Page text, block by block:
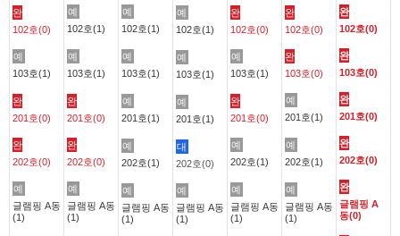
완
102호(0)
예
103호(1)
완
201호(0)
완
202호(0)
예
글램핑 A동
(1)
예
102호(1)
예
103호(1)
완
201호(0)
완
202호(0)
예
글램핑 A동
(1)
예
102호(1)
예
103호(1)
예
201호(1)
예
202호(1)
예
글램핑 A동
(1)
예
102호(1)
예
103호(1)
예
201호(1)
대
202호(0)
예
글램핑 A동
(1)
완
102호(0)
예
103호(1)
완
201호(0)
예
202호(1)
예
글램핑 A동
(1)
완
102호(0)
완
103호(0)
예
201호(1)
예
202호(1)
예
글램핑 A동
(1)
완
102호(0)
완
103호(0)
완
201호(0)
완
202호(0)
완
글램핑 A
동(0)